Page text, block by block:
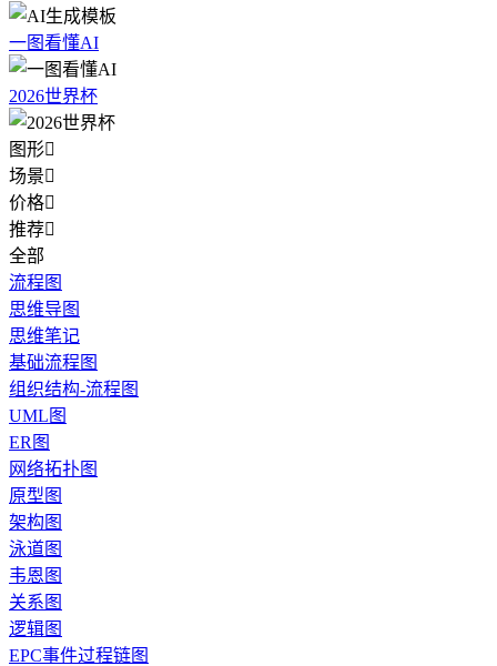
一图看懂AI
2026世界杯
图形
场景
价格
推荐
全部
流程图
思维导图
思维笔记
基础流程图
组织结构-流程图
UML图
ER图
网络拓扑图
原型图
架构图
泳道图
韦恩图
关系图
逻辑图
EPC事件过程链图